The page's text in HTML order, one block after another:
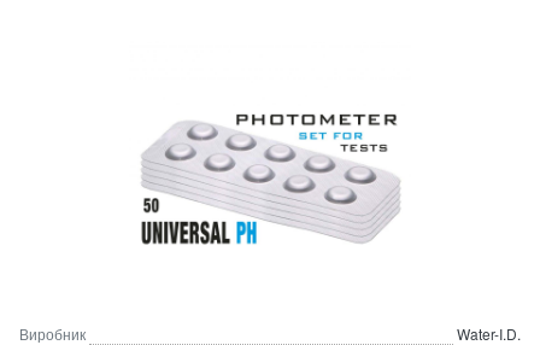
Виробник
Water-I.D.